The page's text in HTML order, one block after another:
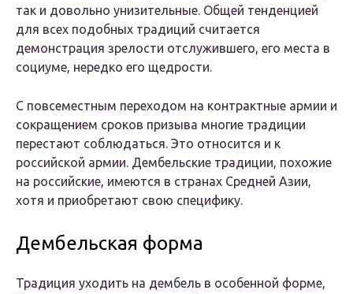
так и довольно унизительные. Общей тенденцией
для всех подобных традиций считается
демонстрация зрелости отслужившего, его места в
социуме, нередко его щедрости.
С повсеместным переходом на контрактные армии и
сокращением сроков призыва многие традиции
перестают соблюдаться. Это относится и к
российской армии. Дембельские традиции, похожие
на российские, имеются в странах Средней Азии,
хотя и приобретают свою специфику.
Дембельская форма
Традиция уходить на дембель в особенной форме,